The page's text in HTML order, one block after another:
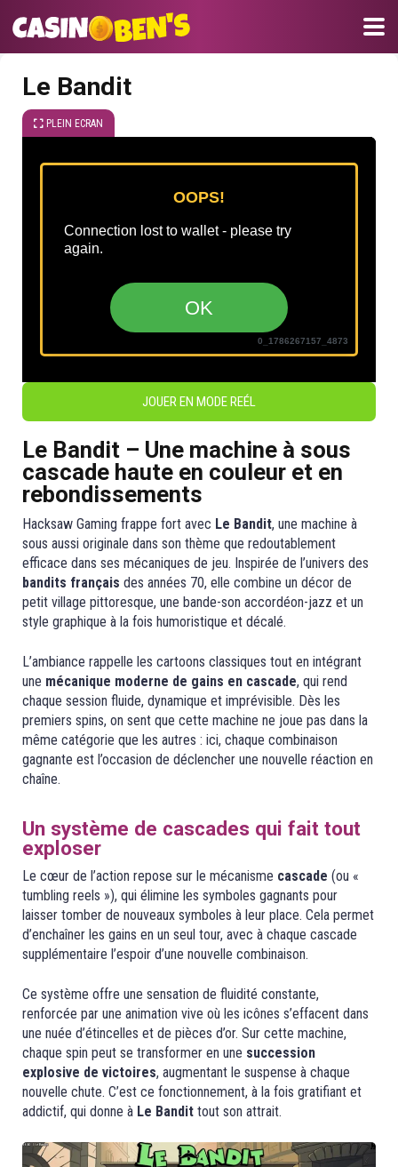
Le Bandit
PLEIN ECRAN
JOUER EN MODE REÉL
Le Bandit – Une machine à sous
cascade haute en couleur et en
rebondissements
Hacksaw Gaming frappe fort avec Le Bandit, une machine à
sous aussi originale dans son thème que redoutablement
efficace dans ses mécaniques de jeu. Inspirée de l’univers des
bandits français des années 70, elle combine un décor de
petit village pittoresque, une bande-son accordéon-jazz et un
style graphique à la fois humoristique et décalé.
L’ambiance rappelle les cartoons classiques tout en intégrant
une mécanique moderne de gains en cascade, qui rend
chaque session fluide, dynamique et imprévisible. Dès les
premiers spins, on sent que cette machine ne joue pas dans la
même catégorie que les autres : ici, chaque combinaison
gagnante est l’occasion de déclencher une nouvelle réaction en
chaîne.
Un système de cascades qui fait tout
exploser
Le cœur de l’action repose sur le mécanisme cascade (ou «
tumbling reels »), qui élimine les symboles gagnants pour
laisser tomber de nouveaux symboles à leur place. Cela permet
d’enchaîner les gains en un seul tour, avec à chaque cascade
supplémentaire l’espoir d’une nouvelle combinaison.
Ce système offre une sensation de fluidité constante,
renforcée par une animation vive où les icônes s’effacent dans
une nuée d’étincelles et de pièces d’or. Sur cette machine,
chaque spin peut se transformer en une succession
explosive de victoires, augmentant le suspense à chaque
nouvelle chute. C’est ce fonctionnement, à la fois gratifiant et
addictif, qui donne à Le Bandit tout son attrait.